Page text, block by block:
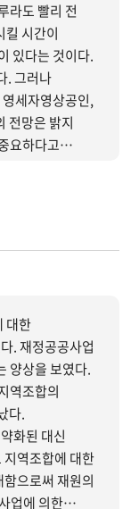
라도 빨리 전
킬 시간이
있다는 것이다.
. 그러나
세자영상공인,
전망은 밝지
가를 토대로
대한
업
양상을 보였다.
역조합의
다.
화된 대신
역조합에 대한
으로써 재원의